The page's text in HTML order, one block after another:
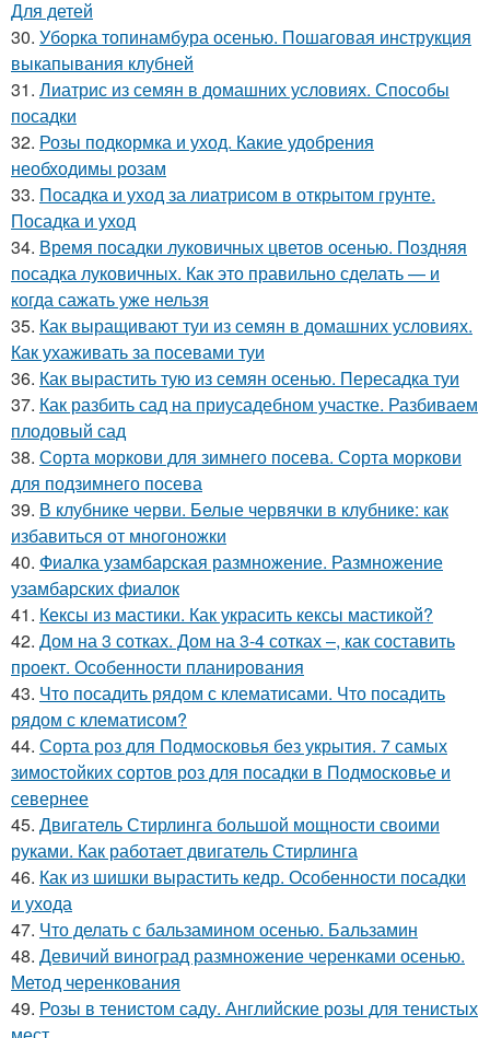
Для детей
30. Уборка топинамбура осенью. Пошаговая инструкция
выкапывания клубней
31. Лиатрис из семян в домашних условиях. Способы
посадки
32. Розы подкормка и уход. Какие удобрения
необходимы розам
33. Посадка и уход за лиатрисом в открытом грунте.
Посадка и уход
34. Время посадки луковичных цветов осенью. Поздняя
посадка луковичных. Как это правильно сделать — и
когда сажать уже нельзя
35. Как выращивают туи из семян в домашних условиях.
Как ухаживать за посевами туи
36. Как вырастить тую из семян осенью. Пересадка туи
37. Как разбить сад на приусадебном участке. Разбиваем
плодовый сад
38. Сорта моркови для зимнего посева. Сорта моркови
для подзимнего посева
39. В клубнике черви. Белые червячки в клубнике: как
избавиться от многоножки
40. Фиалка узамбарская размножение. Размножение
узамбарских фиалок
41. Кексы из мастики. Как украсить кексы мастикой?
42. Дом на 3 сотках. Дом на 3-4 сотках –, как составить
проект. Особенности планирования
43. Что посадить рядом с клематисами. Что посадить
рядом с клематисом?
44. Сорта роз для Подмосковья без укрытия. 7 самых
зимостойких сортов роз для посадки в Подмосковье и
севернее
45. Двигатель Стирлинга большой мощности своими
руками. Как работает двигатель Стирлинга
46. Как из шишки вырастить кедр. Особенности посадки
и ухода
47. Что делать с бальзамином осенью. Бальзамин
48. Девичий виноград размножение черенками осенью.
Метод черенкования
49. Розы в тенистом саду. Английские розы для тенистых